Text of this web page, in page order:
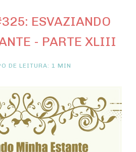
ESVAZIANDO
- PARTE XLIII
DE LEITURA: 1 MIN